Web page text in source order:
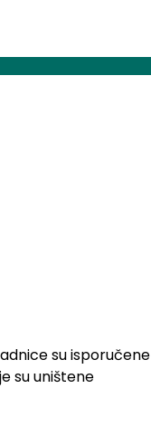
su isporučene
su uništene